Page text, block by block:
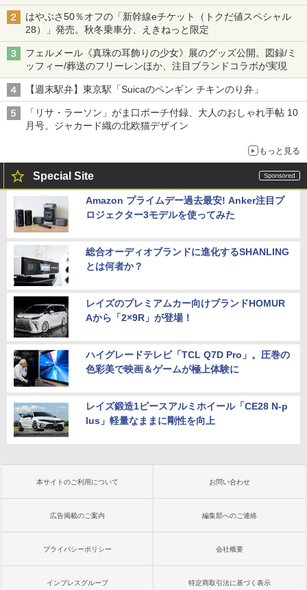
はやぶさ50％オフの「新幹線eチケット（トクだ値スペシャル
28）」発売。秋冬乗車分、えきねっと限定
フェルメール《真珠の耳飾りの少女》展のグッズ公開。図録/ミ
ッフィー/葬送のフリーレンほか、注目ブランドコラボが実現
【週末駅弁】東京駅「Suicaのペンギン チキンのり弁」
「リサ・ラーソン」がま口ポーチ付録、大人のおしゃれ手帖 10
月号。ジャカード織の北欧猫デザイン
もっと見る
Special Site
Amazon プライムデー過去最安! Anker注目プ
ロジェクター3モデルを使ってみた
総合オーディオブランドに進化するSHANLING
とは何者か？
レイズのプレミアムカー向けブランドHOMUR
Aから「2×9R」が登場！
ハイグレードテレビ「TCL Q7D Pro」。圧巻の
色彩美で映画＆ゲームが極上体験に
レイズ鍛造1ピースアルミホイール「CE28 N-p
lus」軽量なままに剛性を向上
本サイトのご利用について お問い合わせ
広告掲載のご案内 編集部へのご連絡
プライバシーポリシー 会社概要
インプレスグループ 特定商取引法に基づく表示